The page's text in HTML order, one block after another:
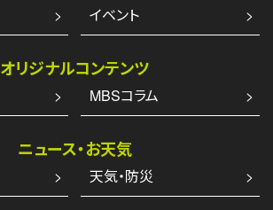
イベント
オリジナルコンテンツ
MBSコラム
ニュース・お天気
天気・防災